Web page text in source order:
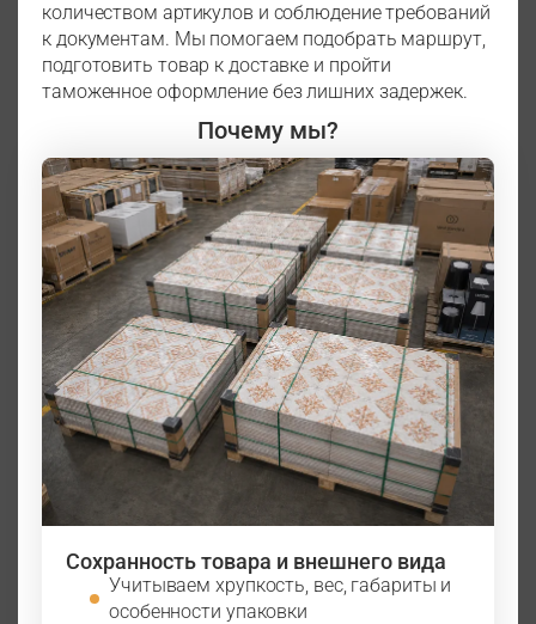
количеством артикулов и соблюдение требований
к документам. Мы помогаем подобрать маршрут,
подготовить товар к доставке и пройти
таможенное оформление без лишних задержек.
Почему мы?
Сохранность товара и внешнего вида
Учитываем хрупкость, вес, габариты и
особенности упаковки